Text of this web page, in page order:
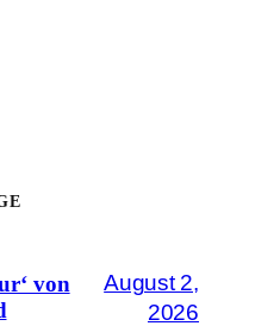
von
August 2,
2026